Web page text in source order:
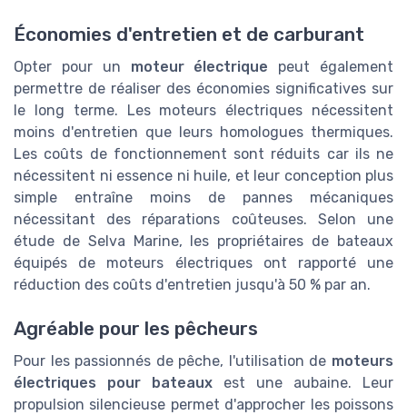
Économies d'entretien et de carburant
Opter pour un moteur électrique peut également
permettre de réaliser des économies significatives sur
le long terme. Les moteurs électriques nécessitent
moins d'entretien que leurs homologues thermiques.
Les coûts de fonctionnement sont réduits car ils ne
nécessitent ni essence ni huile, et leur conception plus
simple entraîne moins de pannes mécaniques
nécessitant des réparations coûteuses. Selon une
étude de Selva Marine, les propriétaires de bateaux
équipés de moteurs électriques ont rapporté une
réduction des coûts d'entretien jusqu'à 50 % par an.
Agréable pour les pêcheurs
Pour les passionnés de pêche, l'utilisation de moteurs
électriques pour bateaux est une aubaine. Leur
propulsion silencieuse permet d'approcher les poissons